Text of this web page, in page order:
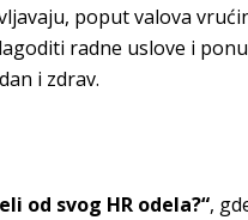
poput valova
radne uslove i
i zdrav.
od svog HR odela?“,